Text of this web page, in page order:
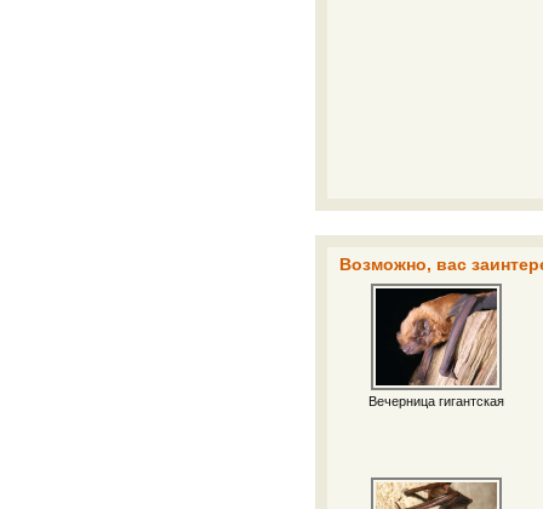
Возможно, вас
Вечерница гигантская